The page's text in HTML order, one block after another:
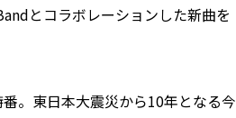
とコラボレーションした新曲を
。東日本大震災から10年となる今